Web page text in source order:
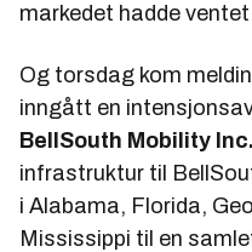
markedet hadde
Og torsdag kom
inngått en
BellSouth Mobility Inc.
infrastruktur til
i Alabama, Florida,
Mississippi til en